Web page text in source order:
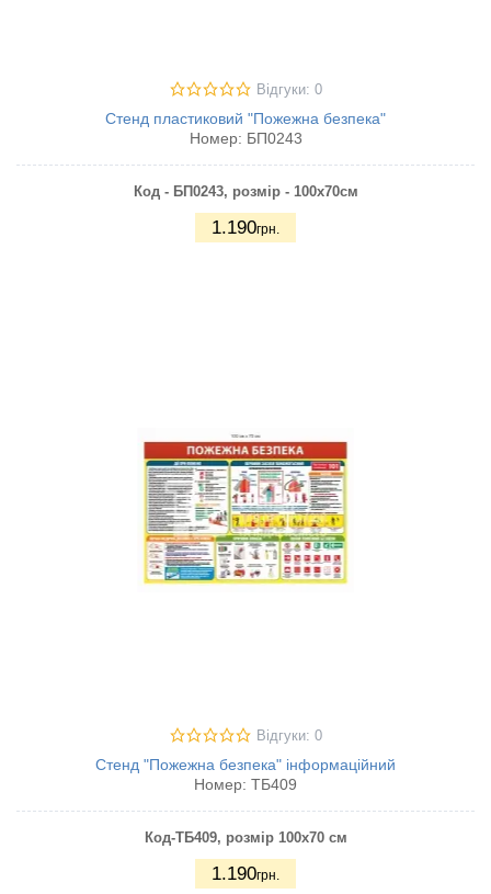
Відгуки: 0
Стенд пластиковий "Пожежна безпека"
Номер: БП0243
Код - БП0243, розмір - 100х70см
1.190грн.
Відгуки: 0
Стенд "Пожежна безпека" інформаційний
Номер: ТБ409
Код-ТБ409, розмір 100х70 см
1.190грн.